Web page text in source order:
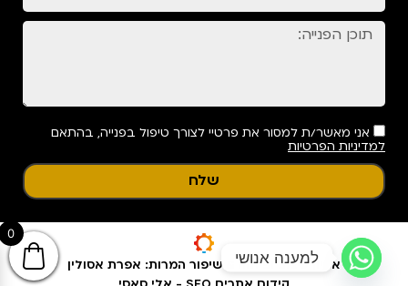
אני מאשר/ת למסור את פרטיי לצורך טיפול בפנייה, בהתאם
למדיניות הפרטיות
שלח
אפיון עיצוב ופיתוח & שיפור המרות: אפרת אסולין
0
למענה אנושי